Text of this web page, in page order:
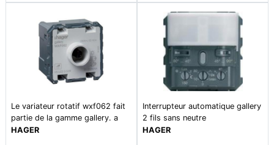
Le variateur rotatif wxf062 fait
partie de la gamme gallery. a
compléter d\'un enjoliveur. d\'un
HAGER
Interrupteur automatique gallery
2 fils sans neutre
HAGER